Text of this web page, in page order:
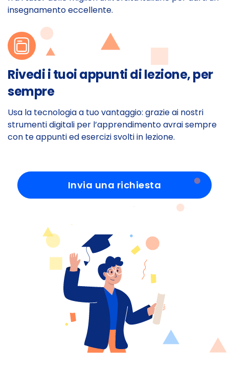
insegnamento eccellente.
Rivedi i tuoi appunti di lezione, per
sempre
Usa la tecnologia a tuo vantaggio: grazie ai nostri
strumenti digitali per l’apprendimento avrai sempre
con te appunti ed esercizi svolti in lezione.
Invia una richiesta